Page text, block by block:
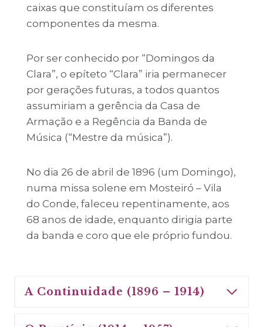
caixas que constituíam os diferentes
componentes da mesma.
Por ser conhecido por “Domingos da
Clara”, o epíteto “Clara” iria permanecer
por gerações futuras, a todos quantos
assumiriam a gerência da Casa de
Armação e a Regência da Banda de
Música (“Mestre da música”).
No dia 26 de abril de 1896 (um Domingo),
numa missa solene em Mosteiró – Vila
do Conde, faleceu repentinamente, aos
68 anos de idade, enquanto dirigia parte
da banda e coro que ele próprio fundou.
A Continuidade (1896 – 1914)